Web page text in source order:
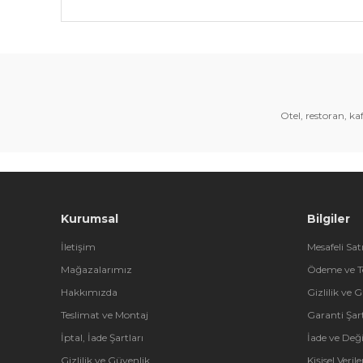
Bu ürünün fiyat bilgisi, resim, ürün
Ürün bilgilerinde hatalar bulunuyor.
Otel, restoran,
Kurumsal
İletişim
Mağazalarımız
Hakkımızda
Teslimat ve Montaj
İptal, İade Şartları
Gizlilik ve Güvenlik
Bilgiler
Mesafeli
Ödeme ve
Gizlilik ve
Garanti
İade ve
Kişisel